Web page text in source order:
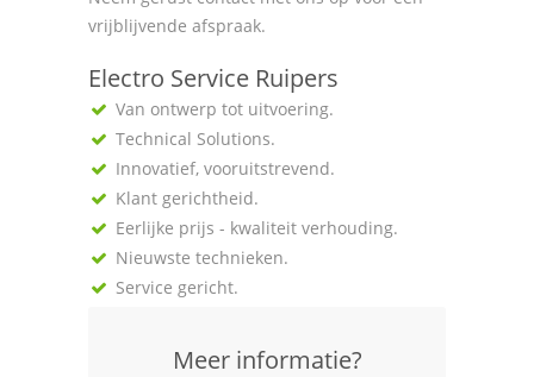
vrijblijvende afspraak.
Electro Service Ruipers
Van ontwerp tot uitvoering.
Technical Solutions.
Innovatief, vooruitstrevend.
Klant gerichtheid.
Eerlijke prijs - kwaliteit verhouding.
Nieuwste technieken.
Service gericht.
Meer informatie?